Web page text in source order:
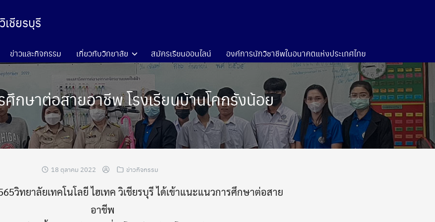
เชียรบุรี
ข่าวและกิจกรรม เกี่ยวกับวิทยาลัย สมัครเรียนออนไลน์ องค์การนักวิชาชีพในอนาคตแห่งประเทศไทย
ศึกษาต่อสายอาชีพ โรงเรียนบ้านโคกรังน้อย
18 ตุลาคม 2022 ข่าวกิจกรรม
วิทยาลัยเทคโนโลยี ไฮเทค วิเชียรบุรี ได้เข้าแนะแนวการศึกษาต่อสาย
อาชีพ